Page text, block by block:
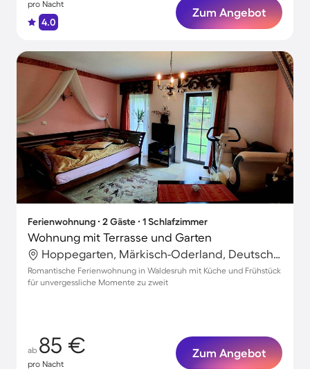
pro Nacht
4.0
Zum Angebot
Ferienwohnung ∙ 2 Gäste ∙ 1 Schlafzimmer
Wohnung mit Terrasse und Garten
Hoppegarten, Märkisch-Oderland, Deutschland
Romantische Ferienwohnung in Waldesruh mit Küche und Frühstück
für unvergessliche Momente zu zweit
ab 85 €
pro Nacht
Zum Angebot